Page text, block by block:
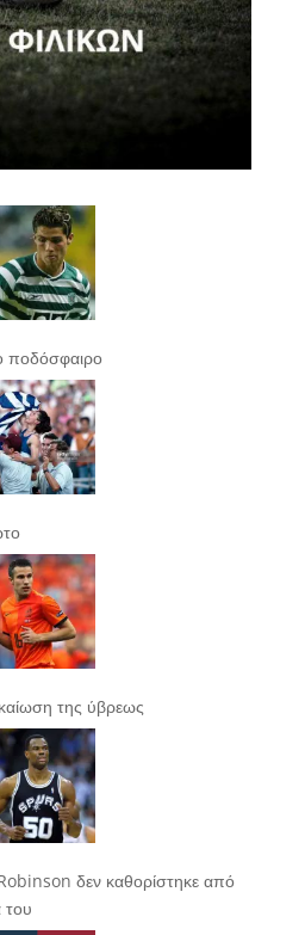
ποδόσφαιρο
της ύβρεως
δεν καθορίστηκε από
του